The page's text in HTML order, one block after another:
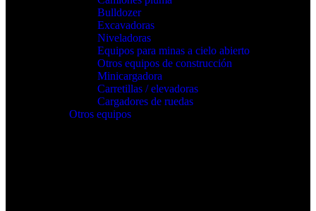
Bulldozer
Excavadoras
Niveladoras
Equipos para minas a cielo abierto
Otros equipos de construcción
Minicargadora
Carretillas / elevadoras
Cargadores de ruedas
Otros equipos